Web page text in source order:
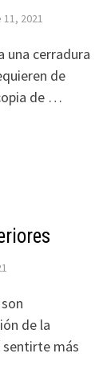
2021
una cerradura
de
de …
de la
sentirte más